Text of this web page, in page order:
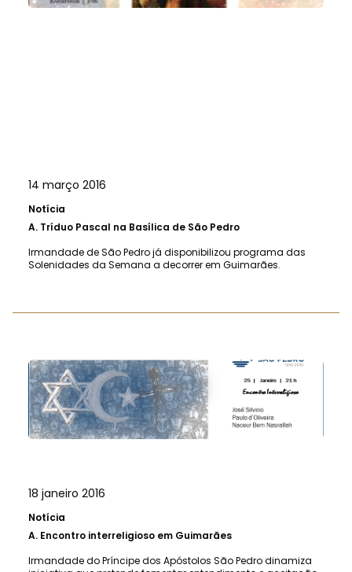
14 março 2016
Notícia
A. Tríduo Pascal na Basílica de São Pedro
Irmandade de São Pedro já disponibilizou programa das
Solenidades da Semana a decorrer em Guimarães.
18 janeiro 2016
Notícia
A. Encontro interreligioso em Guimarães
Irmandade do Príncipe dos Apóstolos São Pedro dinamiza